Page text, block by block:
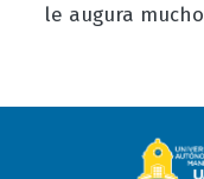
le augura